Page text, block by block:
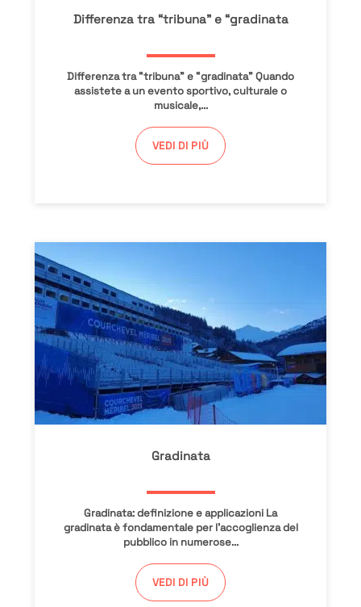
Differenza tra “tribuna” e “gradinata
Differenza tra “tribuna” e “gradinata” Quando
assistete a un evento sportivo, culturale o
musicale,...
VEDI DI PIÙ
Gradinata
Gradinata: definizione e applicazioni La
gradinata è fondamentale per l’accoglienza del
pubblico in numerose...
VEDI DI PIÙ